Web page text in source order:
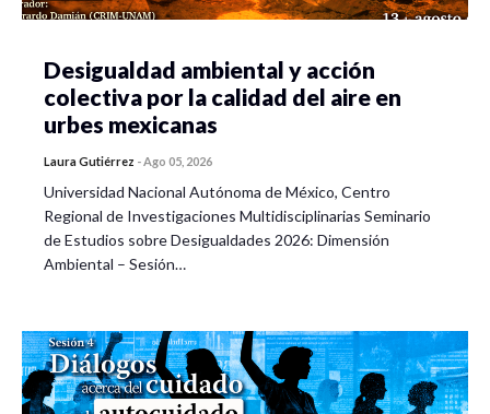
Desigualdad ambiental y acción
colectiva por la calidad del aire en
urbes mexicanas
Laura Gutiérrez -Ago 05, 2026
Universidad Nacional Autónoma de México, Centro
Regional de Investigaciones Multidisciplinarias Seminario
de Estudios sobre Desigualdades 2026: Dimensión
Ambiental – Sesión…